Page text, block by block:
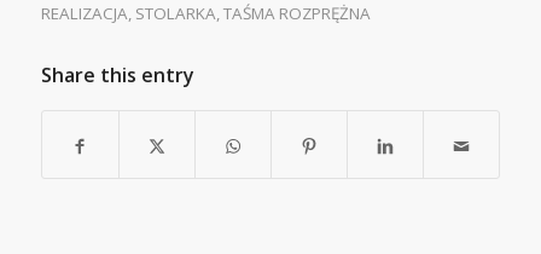
REALIZACJA, STOLARKA,TAŚMA ROZPRĘŻNA
Share this entry